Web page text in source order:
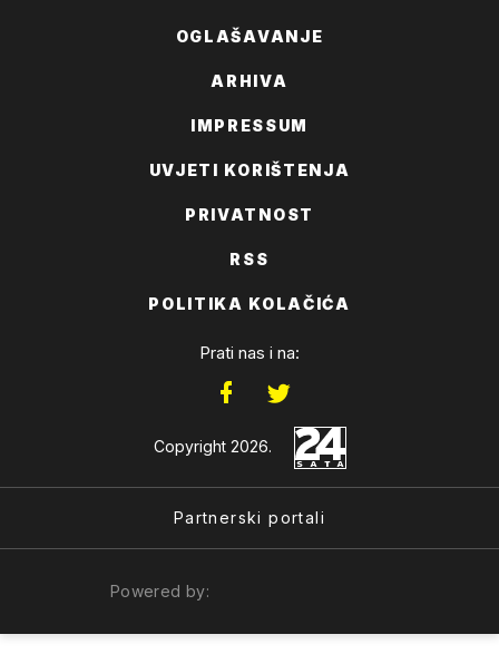
OGLAŠAVANJE
ARHIVA
IMPRESSUM
UVJETI KORIŠTENJA
PRIVATNOST
RSS
POLITIKA KOLAČIĆA
Prati nas i na:
Copyright 2026.
Partnerski portali
Powered by: